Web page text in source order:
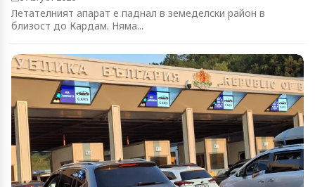
Летателният апарат е паднал в земеделски район в
близост до Кардам. Няма...